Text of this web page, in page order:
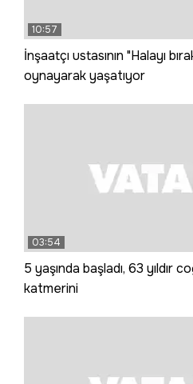
10:57
İnşaatçı ustasının "Halayı
oynayarak yaşatıyor
03:54
5 yaşında başladı, 63 yıldır
katmerini